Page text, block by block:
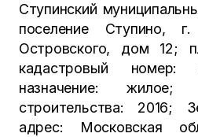
Ступинский
поселение Ступино,
Островского, дом 12;
кадастровый номер:
назначение: жилое;
строительства: 2016;
адрес: Московская